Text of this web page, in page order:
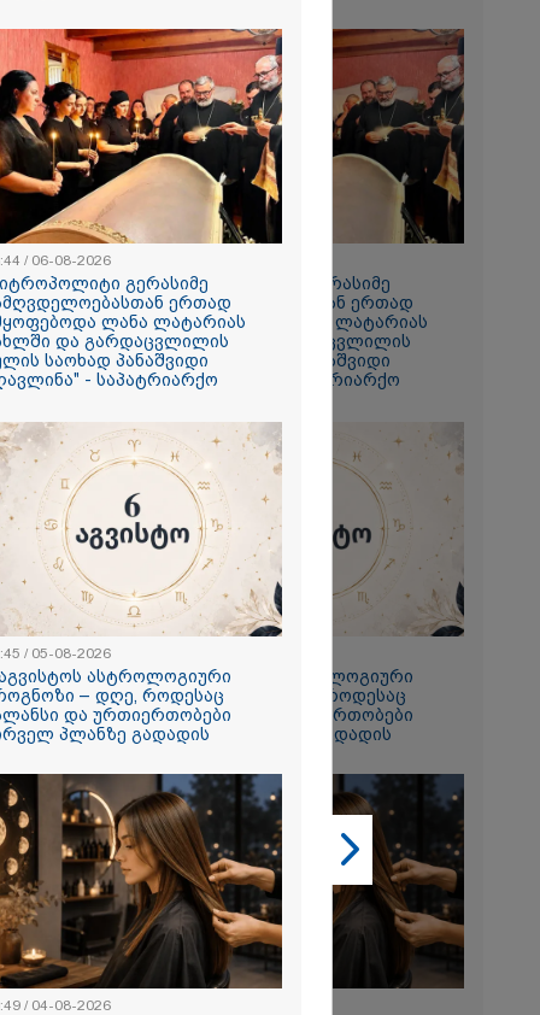
ფაქტზე
ემუქრება ნია
აბურდული
რომ
გიგა
ანასტასია
ადვოკატი
"მიტროპოლიტი გერასიმე
სამღვდელოებასთან ერთად
იმყოფებოდა ლანა ლატარიას
სახლში და გარდაცვლილის
სულის საოხად პანაშვიდი
აღავლინა" - საპატრიარქო
6 აგვისტოს ასტროლოგიური
პროგნოზი – დღე, როდესაც
ბალანსი და ურთიერთობები
პირველ პლანზე გადადის
/ 06-08-2026
გერასიმე
ერთად
ლანა ლატარიას
და გარდაცვლილის
საოხად პანაშვიდი
- საპატრიარქო
/ 05-08-2026
ასტროლოგიური
– დღე, როდესაც
და ურთიერთობები
პლანზე გადადის
/ 04-08-2026